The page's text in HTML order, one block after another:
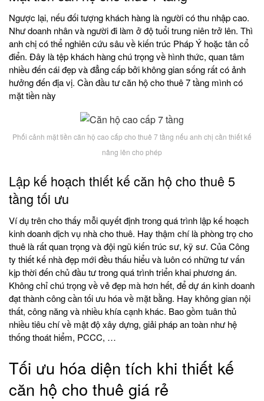
Ngược lại, nếu đối tượng khách hàng là người có thu nhập cao.
Như doanh nhân và người đi làm ở độ tuổi trung niên trở lên. Thì
anh chị có thể nghiên cứu sâu về kiến trúc Pháp Ý hoặc tân cổ
điển. Đây là tệp khách hàng chú trọng về hình thức, quan tâm
nhiều đến cái đẹp và đẳng cấp bởi không gian sống rất có ảnh
hưởng đến địa vị. Cần đầu tư căn hộ cho thuê 7 tầng mình có
mặt tiền này
Phối cảnh mặt tiền căn hộ cao cấp cho thuê 7 tầng nếu anh chị cần thiết kế
nâng lên cho phép
Lập kế hoạch thiết kế căn hộ cho thuê 5
tầng tối ưu
Ví dụ trên cho thấy mỗi quyết định trong quá trình lập kế hoạch
kinh doanh dịch vụ nhà cho thuê. Hay thậm chí là phòng trọ cho
thuê là rất quan trọng và đội ngũ kiến trúc sư, kỹ sư. Của Công
ty thiết kế nhà đẹp mới đều thấu hiểu và luôn có những tư vấn
kịp thời đến chủ đầu tư trong quá trình triển khai phương án.
Không chỉ chú trọng về vẻ đẹp mà hơn hết, để dự án kinh doanh
đạt thành công cần tối ưu hóa về mặt bằng. Hay không gian nội
thất, công năng và nhiều khía cạnh khác. Bao gồm tuân thủ
nhiều tiêu chí về mật độ xây dựng, giải pháp an toàn như hệ
thống thoát hiểm, PCCC, …
Tối ưu hóa diện tích khi thiết kế
căn hộ cho thuê giá rẻ